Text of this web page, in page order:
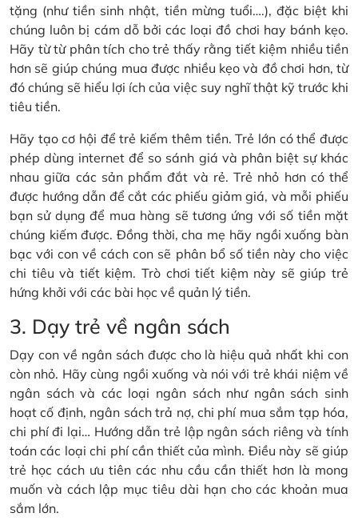
tặng (như tiền sinh nhật, tiền mừng tuổi….), đặc biệt khi
chúng luôn bị cám dỗ bởi các loại đồ chơi hay bánh kẹo.
Hãy từ từ phân tích cho trẻ thấy rằng tiết kiệm nhiều tiền
hơn sẽ giúp chúng mua được nhiều kẹo và đồ chơi hơn, từ
đó chúng sẽ hiểu lợi ích của việc suy nghĩ thật kỹ trước khi
tiêu tiền.
Hãy tạo cơ hội để trẻ kiếm thêm tiền. Trẻ lớn có thể được
phép dùng internet để so sánh giá và phân biệt sự khác
nhau giữa các sản phẩm đắt và rẻ. Trẻ nhỏ hơn có thể
được hướng dẫn để cắt các phiếu giảm giá, và mỗi phiếu
bạn sử dụng để mua hàng sẽ tương ứng với số tiền mặt
chúng kiếm được. Đồng thời, cha mẹ hãy ngồi xuống bàn
bạc với con về cách con sẽ phân bổ số tiền này cho việc
chi tiêu và tiết kiệm. Trò chơi tiết kiệm này sẽ giúp trẻ
hứng khởi với các bài học về quản lý tiền.
3. Dạy trẻ về ngân sách
Dạy con về ngân sách được cho là hiệu quả nhất khi con
còn nhỏ. Hãy cùng ngồi xuống và nói với trẻ khái niệm về
ngân sách và các loại ngân sách như ngân sách sinh
hoạt cố định, ngân sách trả nợ, chi phí mua sắm tạp hóa,
chi phí đi lại… Hướng dẫn trẻ lập ngân sách riêng và tính
toán các loại chi phí cần thiết của mình. Điều này sẽ giúp
trẻ học cách ưu tiên các nhu cầu cần thiết hơn là mong
muốn và cách lập mục tiêu dài hạn cho các khoản mua
sắm lớn.